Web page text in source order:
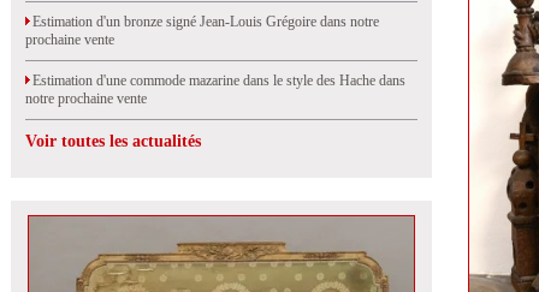
Estimation d'un bronze signé Jean-Louis Grégoire dans notre
prochaine vente
Estimation d'une commode mazarine dans le style des Hache dans
notre prochaine vente
Voir toutes les actualités